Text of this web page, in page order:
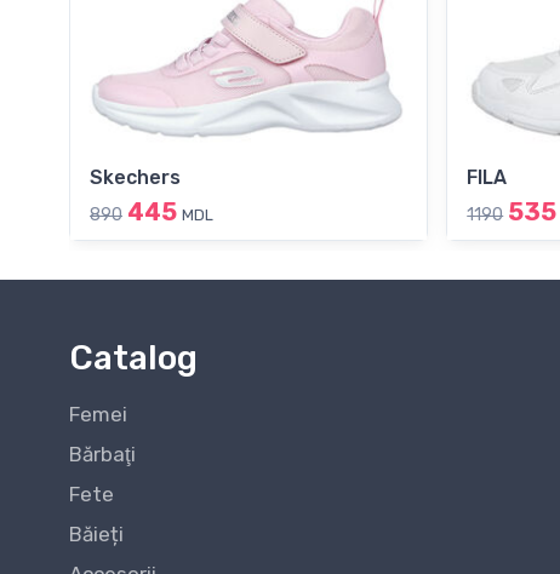
Skechers
890 445 MDL
FILA
1190 535
Catalog
Femei
Bărbaţi
Fete
Băieți